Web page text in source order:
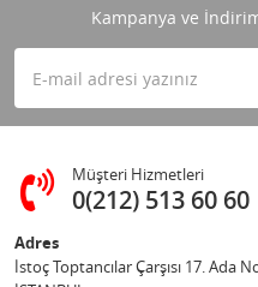
Kampanya ve
Müşteri Hizmetleri
0(212) 513 60 60
Adres
İstoç Toptancılar Çarşısı 17. Ada